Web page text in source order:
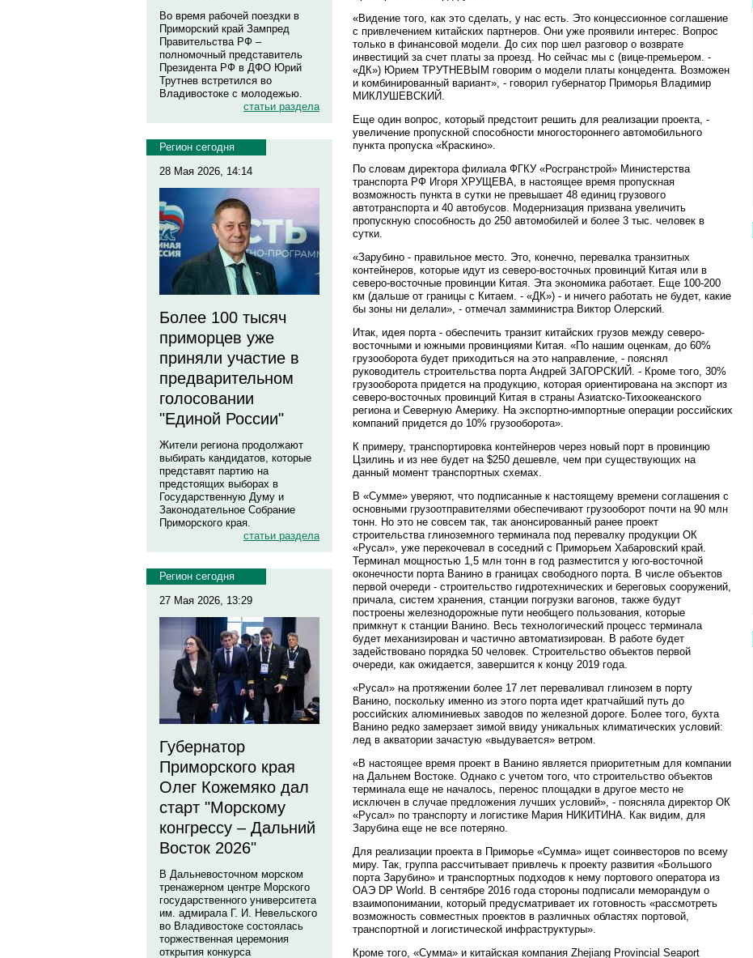
Во время рабочей поездки в
Приморский край Зампред
Правительства РФ –
полномочный представитель
Президента РФ в ДФО Юрий
Трутнев встретился во
Владивостоке с молодежью.
статьи раздела
Регион сегодня
28 Мая 2026, 14:14
Более 100 тысяч
приморцев уже
приняли участие в
предварительном
голосовании
"Единой России"
Жители региона продолжают
выбирать кандидатов, которые
представят партию на
предстоящих выборах в
Государственную Думу и
Законодательное Собрание
Приморского края.
статьи раздела
Регион сегодня
27 Мая 2026, 13:29
Губернатор
Приморского края
Олег Кожемяко дал
старт "Морскому
конгрессу – Дальний
Восток 2026"
В Дальневосточном морском
тренажерном центре Морского
государственного университета
им. адмирала Г. И. Невельского
во Владивостоке состоялась
торжественная церемония
открытия конкурса
«Видение того, как это сделать, у нас есть. Это концессионное соглашение
с привлечением китайских партнеров. Они уже проявили интерес. Вопрос
только в финансовой модели. До сих пор шел разговор о возврате
инвестиций за счет платы за проезд. Но сейчас мы с (вице-премьером. -
«ДК») Юрием ТРУТНЕВЫМ говорим о модели платы концедента. Возможен
и комбинированный вариант», - говорил губернатор Приморья Владимир
МИКЛУШЕВСКИЙ.
Еще один вопрос, который предстоит решить для реализации проекта, -
увеличение пропускной способности многостороннего автомобильного
пункта пропуска «Краскино».
По словам директора филиала ФГКУ «Росгранстрой» Министерства
транспорта РФ Игоря ХРУЩЕВА, в настоящее время пропускная
возможность пункта в сутки не превышает 48 единиц грузового
автотранспорта и 40 автобусов. Модернизация призвана увеличить
пропускную способность до 250 автомобилей и более 3 тыс. человек в
сутки.
«Зарубино - правильное место. Это, конечно, перевалка транзитных
контейнеров, которые идут из северо-восточных провинций Китая или в
северо-восточные провинции Китая. Эта экономика работает. Еще 100-200
км (дальше от границы с Китаем. - «ДК») - и ничего работать не будет, какие
бы зоны ни делали», - отмечал замминистра Виктор Олерский.
Итак, идея порта - обеспечить транзит китайских грузов между северо-
восточными и южными провинциями Китая. «По нашим оценкам, до 60%
грузооборота будет приходиться на это направление, - пояснял
руководитель строительства порта Андрей ЗАГОРСКИЙ. - Кроме того, 30%
грузооборота придется на продукцию, которая ориентирована на экспорт из
северо-восточных провинций Китая в страны Азиатско-Тихоокеанского
региона и Северную Америку. На экспортно-импортные операции российских
компаний придется до 10% грузооборота».
К примеру, транспортировка контейнеров через новый порт в провинцию
Цзилинь и из нее будет на $250 дешевле, чем при существующих на
данный момент транспортных схемах.
В «Сумме» уверяют, что подписанные к настоящему времени соглашения с
основными грузоотправителями обеспечивают грузооборот почти на 90 млн
тонн. Но это не совсем так, так анонсированный ранее проект
строительства глиноземного терминала под перевалку продукции ОК
«Русал», уже перекочевал в соседний с Приморьем Хабаровский край.
Терминал мощностью 1,5 млн тонн в год разместится у юго-восточной
оконечности порта Ванино в границах свободного порта. В числе объектов
первой очереди - строительство гидротехнических и береговых сооружений,
причала, систем хранения, станции погрузки вагонов, также будут
построены железнодорожные пути необщего пользования, которые
примкнут к станции Ванино. Весь технологический процесс терминала
будет механизирован и частично автоматизирован. В работе будет
задействовано порядка 50 человек. Строительство объектов первой
очереди, как ожидается, завершится к концу 2019 года.
«Русал» на протяжении более 17 лет переваливал глинозем в порту
Ванино, поскольку именно из этого порта идет кратчайший путь до
российских алюминиевых заводов по железной дороге. Более того, бухта
Ванино редко замерзает зимой ввиду уникальных климатических условий:
лед в акватории зачастую «выдувается» ветром.
«В настоящее время проект в Ванино является приоритетным для компании
на Дальнем Востоке. Однако с учетом того, что строительство объектов
терминала еще не началось, перенос площадки в другое место не
исключен в случае предложения лучших условий», - поясняла директор ОК
«Русал» по транспорту и логистике Мария НИКИТИНА. Как видим, для
Зарубина еще не все потеряно.
Для реализации проекта в Приморье «Сумма» ищет соинвесторов по всему
миру. Так, группа рассчитывает привлечь к проекту развития «Большого
порта Зарубино» и транспортных подходов к нему портового оператора из
ОАЭ DP World. В сентябре 2016 года стороны подписали меморандум о
взаимопонимании, который предусматривает их готовность «рассмотреть
возможность совместных проектов в различных областях портовой,
транспортной и логистической инфраструктуры».
Кроме того, «Сумма» и китайская компания Zhejiang Provincial Seaport